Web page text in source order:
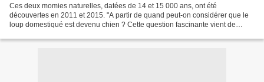
Ces deux momies naturelles, datées de 14 et 15 000 ans, ont été
découvertes en 2011 et 2015. "A partir de quand peut-on considérer que le
loup domestiqué est devenu chien ? Cette question fascinante vient de